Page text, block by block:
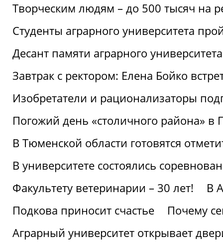
Творческим людям – до 500 тысяч на
Студенты аграрного университета
Десант памяти аграрного
Завтрак с ректором: Елена Бойко
Изобретатели и рационализаторы
Погожий день «столичного района» в
В Тюменской области готовятся
В университете состоялись
Факультету ветеринарии – 30 лет!
В
Подкова приносит счастье
Почему
Аграрный университет открывает